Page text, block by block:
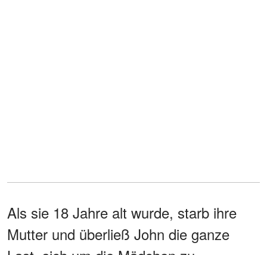
Als sie 18 Jahre alt wurde, starb ihre
Mutter und überließ John die ganze